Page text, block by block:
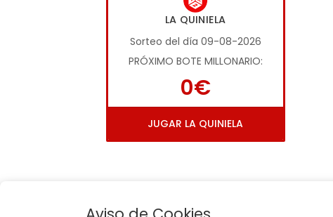
LA QUINIELA
Sorteo del día 09-08-2026
PRÓXIMO BOTE MILLONARIO:
0€
JUGAR LA QUINIELA